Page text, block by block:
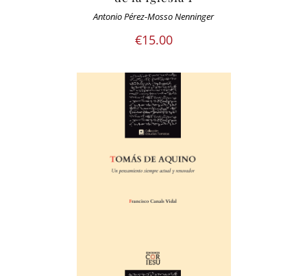
Antonio Pérez-Mosso Nenninger
€15.00